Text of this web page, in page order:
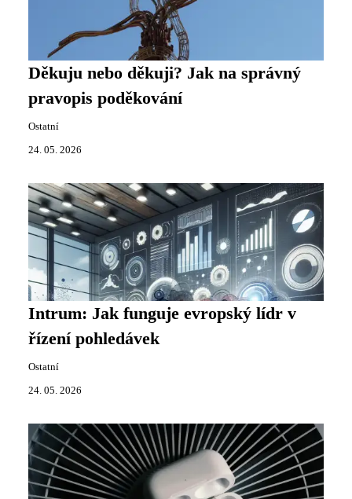
Děkuju nebo děkuji? Jak na správný
pravopis poděkování
Ostatní
24. 05. 2026
Intrum: Jak funguje evropský lídr v
řízení pohledávek
Ostatní
24. 05. 2026